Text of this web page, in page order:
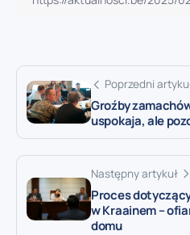
Poprzedni
Groźby
uspokaja, ale
Następny artykuł
Proces
w Kraainem –
domu